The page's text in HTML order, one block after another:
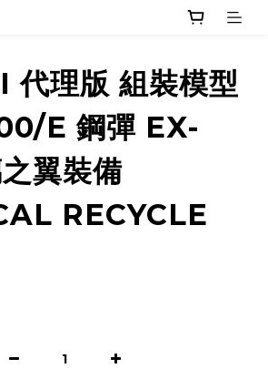
理版 組裝模型
E 鋼彈 EX-
翼裝備
RECYCLE